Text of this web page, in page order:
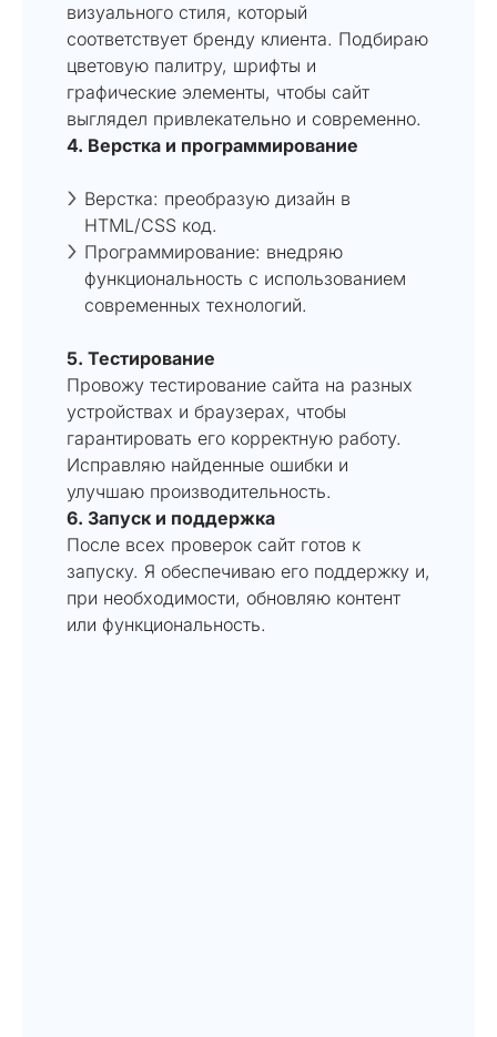
визуального стиля, который
соответствует бренду клиента. Подбираю
цветовую палитру, шрифты и
графические элементы, чтобы сайт
выглядел привлекательно и современно.
4. Верстка и программирование
Верстка: преобразую дизайн в
HTML/CSS код.
Программирование: внедряю
функциональность с использованием
современных технологий.
5. Тестирование
Провожу тестирование сайта на разных
устройствах и браузерах, чтобы
гарантировать его корректную работу.
Исправляю найденные ошибки и
улучшаю производительность.
6. Запуск и поддержка
После всех проверок сайт готов к
запуску. Я обеспечиваю его поддержку и,
при необходимости, обновляю контент
или функциональность.